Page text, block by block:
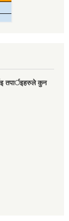
तपार्इहरुले कुन